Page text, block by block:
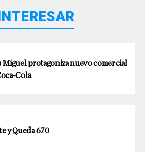
Miguel protagoniza nuevo comercial
Cola
y Queda 670